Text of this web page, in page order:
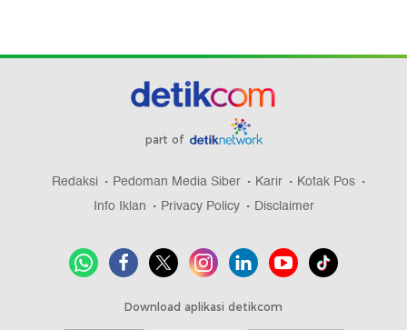
part of
Redaksi Pedoman Media Siber Karir
Kotak Pos
Info Iklan
Privacy Policy Disclaimer
Download aplikasi detikcom